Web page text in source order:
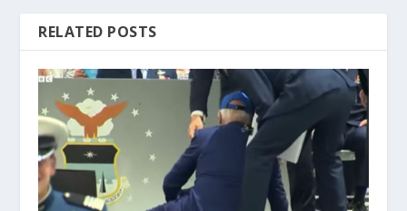
RELATED POSTS